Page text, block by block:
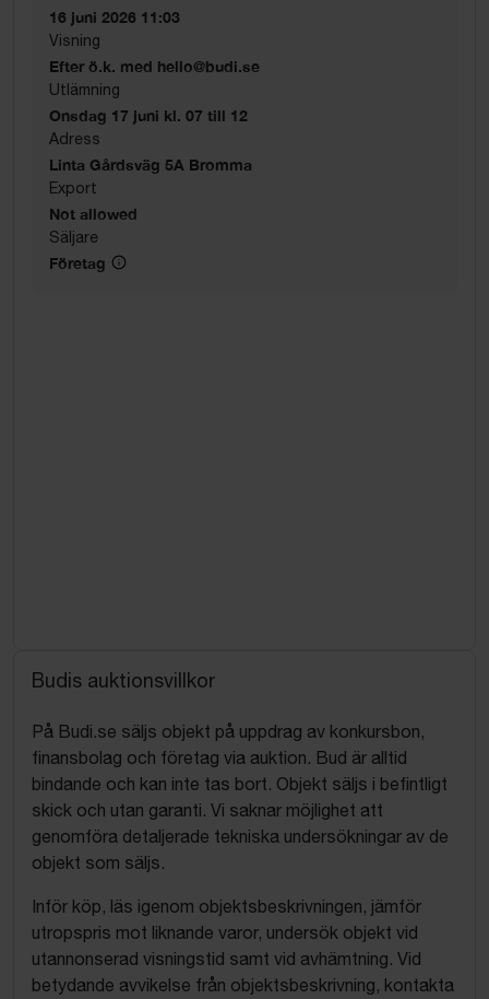
16 juni 2026 11:03
Visning
Efter ö.k. med hello@budi.se
Utlämning
Onsdag 17 juni kl. 07 till 12
Adress
Linta Gårdsväg 5A Bromma
Export
Not allowed
Säljare
Företag
Budis auktionsvillkor
På Budi.se säljs objekt på uppdrag av konkursbon,
finansbolag och företag via auktion. Bud är alltid
bindande och kan inte tas bort. Objekt säljs i befintligt
skick och utan garanti. Vi saknar möjlighet att
genomföra detaljerade tekniska undersökningar av de
objekt som säljs.
Inför köp, läs igenom objektsbeskrivningen, jämför
utropspris mot liknande varor, undersök objekt vid
utannonserad visningstid samt vid avhämtning. Vid
betydande avvikelse från objektsbeskrivning, kontakta